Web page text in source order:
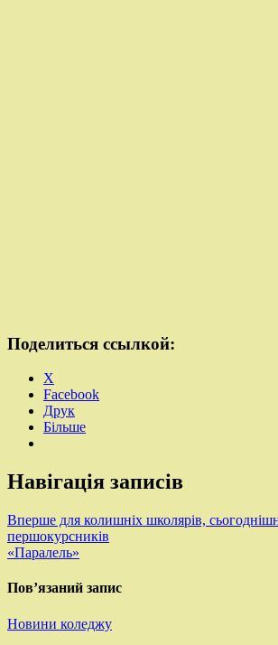
Поделиться ссылкой:
X
Facebook
Друк
Більше
Навігація записів
Вперше для колишніх школярів,
першокурсників
«Паралель»
Пов’язаний запис
Новини коледжу